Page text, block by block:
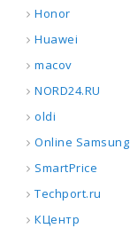
Honor
Huawei
macov
NORD24.RU
oldi
Online Samsung
SmartPrice
Techport.ru
КЦентр